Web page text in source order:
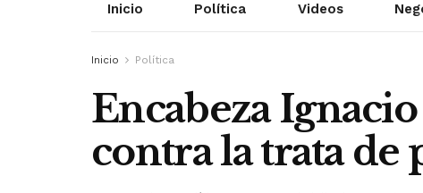
Inicio Política Videos
Inicio Política
Encabeza
contra la trata de